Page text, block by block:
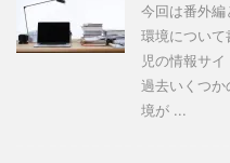
今回は番外編
環境につい
児の情報サ
過去いくつか
境が ...